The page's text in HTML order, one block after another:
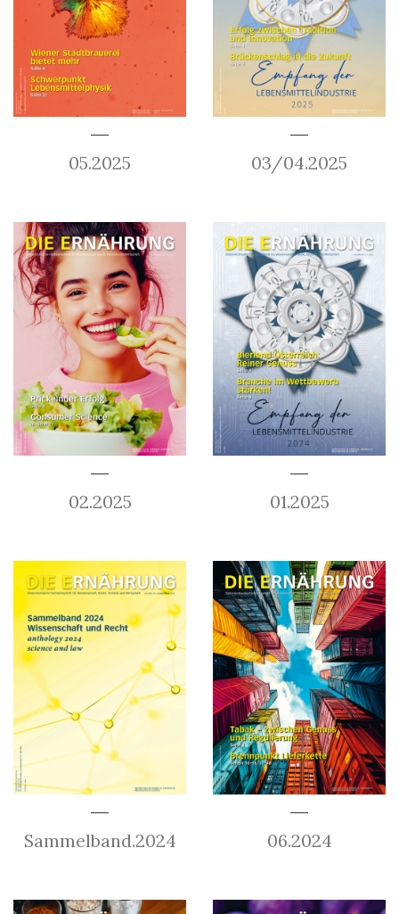
05.2025 03/04.2025
02.2025 01.2025
Sammelband.2024 06.2024